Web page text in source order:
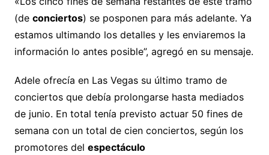
(de conciertos) se posponen para más adelante. Ya
estamos ultimando los detalles y les enviaremos la
información lo antes posible”, agregó en su mensaje.
Adele ofrecía en Las Vegas su último tramo de
conciertos que debía prolongarse hasta mediados
de junio. En total tenía previsto actuar 50 fines de
semana con un total de cien conciertos, según los
promotores del espectáculo